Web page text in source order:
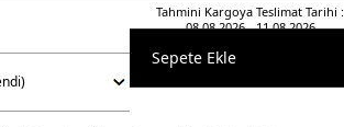
Tahmini Kargoya Teslimat Tarihi :
08.08.2026 - 11.08.2026
Sepete Ekle